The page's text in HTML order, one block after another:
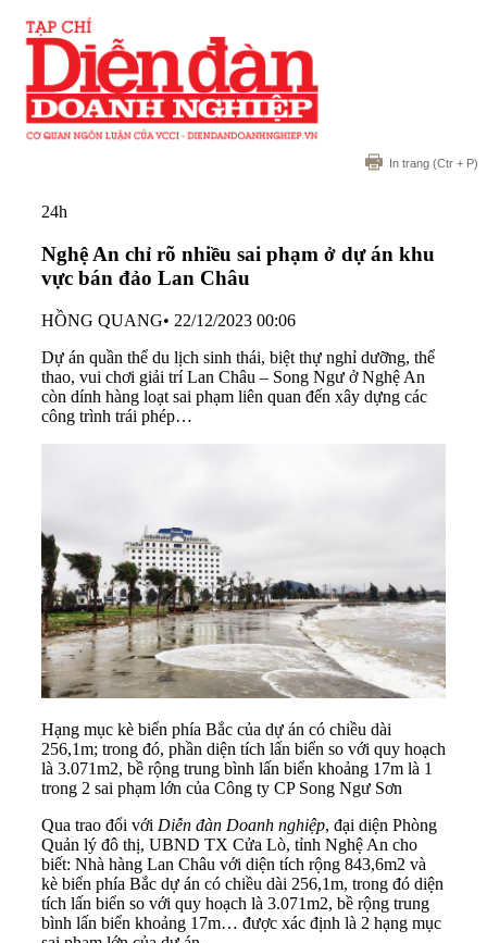
In trang (Ctr + P)
24h
Nghệ An chỉ rõ nhiều sai phạm ở dự án khu
vực bán đảo Lan Châu
HỒNG QUANG• 22/12/2023 00:06
Dự án quần thể du lịch sinh thái, biệt thự nghỉ dưỡng, thể
thao, vui chơi giải trí Lan Châu – Song Ngư ở Nghệ An
còn dính hàng loạt sai phạm liên quan đến xây dựng các
công trình trái phép…
Hạng mục kè biển phía Bắc của dự án có chiều dài
256,1m; trong đó, phần diện tích lấn biển so với quy hoạch
là 3.071m2, bề rộng trung bình lấn biển khoảng 17m là 1
trong 2 sai phạm lớn của Công ty CP Song Ngư Sơn
Qua trao đổi với Diễn đàn Doanh nghiệp, đại diện Phòng
Quản lý đô thị, UBND TX Cửa Lò, tỉnh Nghệ An cho
biết: Nhà hàng Lan Châu với diện tích rộng 843,6m2 và
kè biển phía Bắc dự án có chiều dài 256,1m, trong đó diện
tích lấn biển so với quy hoạch là 3.071m2, bề rộng trung
bình lấn biển khoảng 17m… được xác định là 2 hạng mục